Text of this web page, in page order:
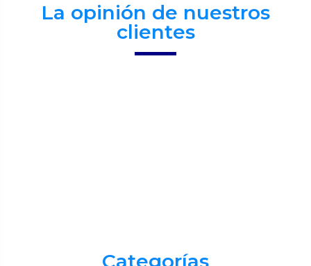
La opinión de nuestros
clientes